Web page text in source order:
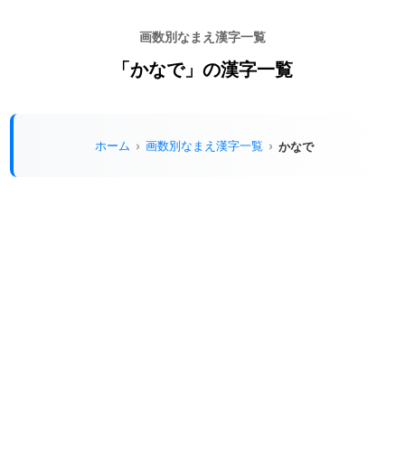
画数別なまえ漢字一覧
「かなで」の漢字一覧
ホーム 画数別なまえ漢字一覧 かなで